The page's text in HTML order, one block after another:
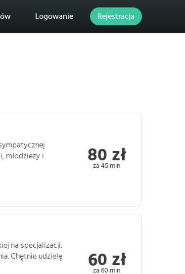
Logowanie Rejestracja
młodzieży i
80 zł
za 45 min
na specjalizacji:
Chętnie udzielę
60 zł
za 60 min